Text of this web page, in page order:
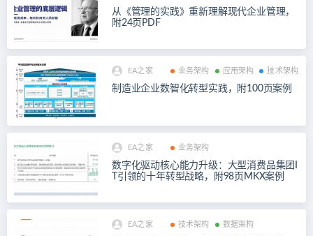
从《管理的实践》重新理解现代企业管理，
附24页PDF
EA之家 业务架构 应用架构 技术架构
制造业企业数智化转型实践，附100页案例
EA之家 业务架构
数字化驱动核心能力升级：大型消费品集团I
T引领的十年转型战略，附98页MKX案例
EA之家 技术架构 数据架构